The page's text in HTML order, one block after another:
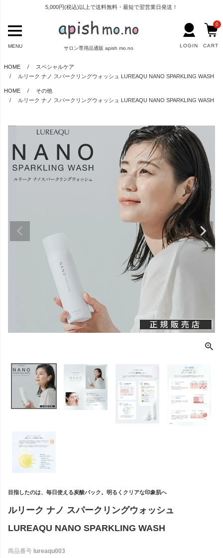
5,000円(税込)以上で送料無料・最短で翌営業日発送！
サロン専用品通販 apish mo.no
MENU LOGIN CART
0
HOME
スペシャルケア
ルリーク ナノ スパークリングウォッシュ LUREAQU NANO SPARKLING WASH
HOME
その他
ルリーク ナノ スパークリングウォッシュ LUREAQU NANO SPARKLING WASH
目指したのは、毎日使える炭酸パック。明るくクリアな印象肌へ
ルリーク ナノ スパークリングウォッシュ
LUREAQU NANO SPARKLING WASH
商品番号 lureaqu003